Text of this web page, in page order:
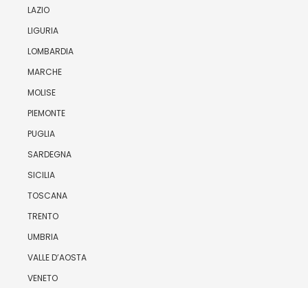
LAZIO
LIGURIA
LOMBARDIA
MARCHE
MOLISE
PIEMONTE
PUGLIA
SARDEGNA
SICILIA
TOSCANA
TRENTO
UMBRIA
VALLE D’AOSTA
VENETO